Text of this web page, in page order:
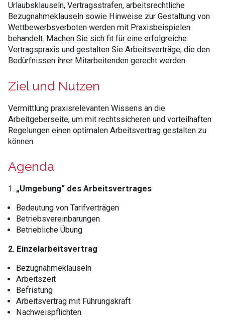
Urlaubsklauseln, Vertragsstrafen, arbeitsrechtliche
Bezugnahmeklauseln sowie Hinweise zur Gestaltung von
Wettbewerbsverboten werden mit Praxisbeispielen
behandelt. Machen Sie sich fit für eine erfolgreiche
Vertragspraxis und gestalten Sie Arbeitsverträge, die den
Bedürfnissen ihrer Mitarbeitenden gerecht werden.
Ziel und Nutzen
Vermittlung praxisrelevanten Wissens an die
Arbeitgeberseite, um mit rechtssicheren und vorteilhaften
Regelungen einen optimalen Arbeitsvertrag gestalten zu
können.
Agenda
1. „Umgebung“ des Arbeitsvertrages
Bedeutung von Tarifverträgen
Betriebsvereinbarungen
Betriebliche Übung
2. Einzelarbeitsvertrag
Bezugnahmeklauseln
Arbeitszeit
Befristung
Arbeitsvertrag mit Führungskraft
Nachweispflichten